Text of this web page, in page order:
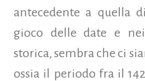
antecedente a quella
gioco delle date e
storica, sembra che ci
ossia il periodo fra il